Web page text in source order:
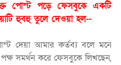
পোস্ট পড়ে ফেসবুকে একটি
হুবহু তুলে দেওয়া হল--
দেয়া আমার কর্তব্য বলে মনে
সমর্থন করে ফেসবুকে লিখছেন,